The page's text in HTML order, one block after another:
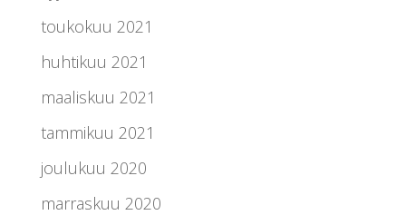
toukokuu 2021
huhtikuu 2021
maaliskuu 2021
tammikuu 2021
joulukuu 2020
marraskuu 2020